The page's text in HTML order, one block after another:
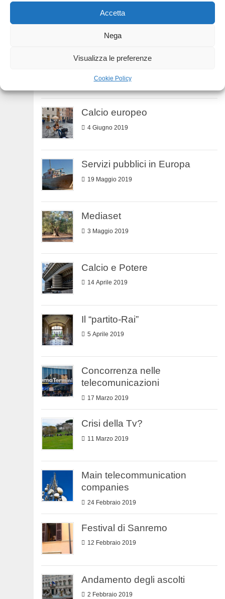
Accetta
Nega
Visualizza le preferenze
Cookie Policy
Ascolti Tv
12 Luglio 2019
Servizio pubblico
25 Giugno 2019
Calcio europeo
4 Giugno 2019
Servizi pubblici in Europa
19 Maggio 2019
Mediaset
3 Maggio 2019
Calcio e Potere
14 Aprile 2019
Il “partito-Rai”
5 Aprile 2019
Concorrenza nelle
telecomunicazioni
17 Marzo 2019
Crisi della Tv?
11 Marzo 2019
Main telecommunication
companies
24 Febbraio 2019
Festival di Sanremo
12 Febbraio 2019
Andamento degli ascolti
2 Febbraio 2019